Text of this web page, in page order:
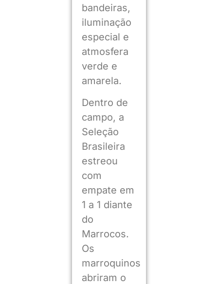
bandeiras,
iluminação
especial e
atmosfera
verde e
amarela.
Dentro de
campo, a
Seleção
Brasileira
estreou
com
empate em
1 a 1 diante
do
Marrocos.
Os
marroquinos
abriram o